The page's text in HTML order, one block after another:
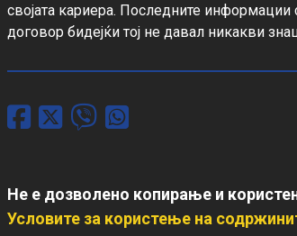
својата кариера. Последните информации
договор бидејќи тој не давал никакви
Не е дозволено копирање и
Условите за користење на